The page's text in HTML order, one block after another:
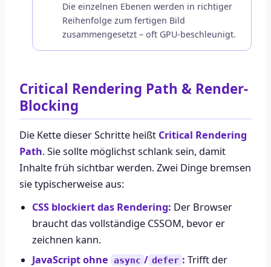
Die einzelnen Ebenen werden in richtiger
Reihenfolge zum fertigen Bild
zusammengesetzt – oft GPU-beschleunigt.
Critical Rendering Path & Render-
Blocking
Die Kette dieser Schritte heißt Critical Rendering
Path. Sie sollte möglichst schlank sein, damit
Inhalte früh sichtbar werden. Zwei Dinge bremsen
sie typischerweise aus:
CSS blockiert das Rendering: Der Browser
braucht das vollständige CSSOM, bevor er
zeichnen kann.
JavaScript ohne
async / defer : Trifft der